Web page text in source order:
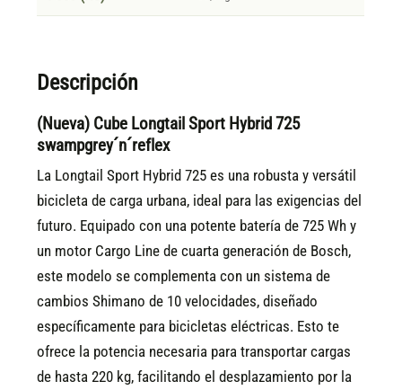
Descripción
(Nueva) Cube Longtail Sport Hybrid 725
swampgrey´n´reflex
La Longtail Sport Hybrid 725 es una robusta y versátil
bicicleta de carga urbana, ideal para las exigencias del
futuro. Equipado con una potente batería de 725 Wh y
un motor Cargo Line de cuarta generación de Bosch,
este modelo se complementa con un sistema de
cambios Shimano de 10 velocidades, diseñado
específicamente para bicicletas eléctricas. Esto te
ofrece la potencia necesaria para transportar cargas
de hasta 220 kg, facilitando el desplazamiento por la